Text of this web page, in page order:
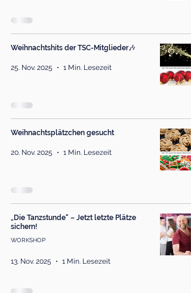
Weihnachtshits der TSC-Mitglieder🎶
25. Nov. 2025 1 Min. Lesezeit
Weihnachtsplätzchen gesucht
20. Nov. 2025 1 Min. Lesezeit
„Die Tanzstunde“ – Jetzt letzte Plätze
sichern!
WORKSHOP
13. Nov. 2025 1 Min. Lesezeit